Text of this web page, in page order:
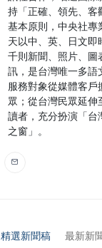
持「正確、領先、客
基本原則，中央社專
天以中、英、日文即
千則新聞、照片、圖
訊，是台灣唯一多語
服務對象從媒體客戶
眾；從台灣民眾延伸
讀者，充分扮演「台
之窗」。
精選新聞稿 最新新